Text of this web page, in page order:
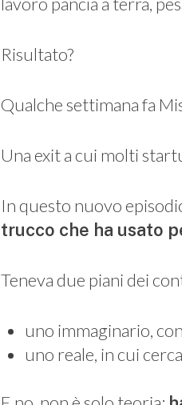
Risultato?
Qualche settimana fa
Una exit a cui molti
In questo nuovo
trucco che ha usato
Teneva due piani dei
uno immaginario,
uno reale, in cui